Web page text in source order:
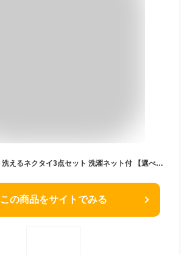
[アオキ] ネクタイ 洗えるネクタイ3点セット 洗濯ネット付 【選べるカラーバリエーション】 ビジネス/就活/父の日 メンズ ASET23L01 ネイビー【無地/ストライプ/ドット】 1 FREE
この商品をサイトでみる